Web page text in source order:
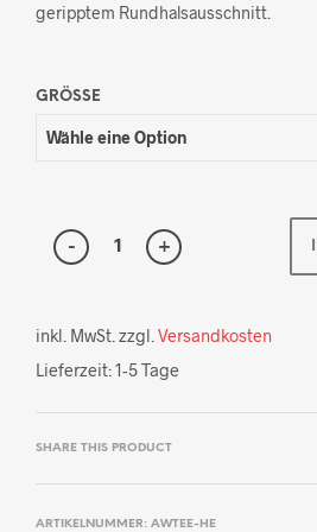
geripptem Rundhalsausschnitt.
GRÖSSE
inkl. MwSt. zzgl. Versandkosten
Lieferzeit:1-5 Tage
SHARE THIS PRODUCT
ARTIKELNUMMER: AWTEE-HE